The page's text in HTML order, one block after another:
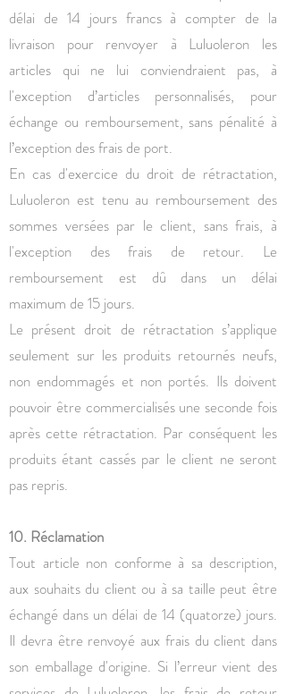
délai de 14 jours francs à compter de la
livraison pour renvoyer à Luluoleron les
articles qui ne lui conviendraient pas, à
l'exception d’articles personnalisés, pour
échange ou remboursement, sans pénalité à
l’exception des frais de port.
En cas d'exercice du droit de rétractation,
Luluoleron est tenu au remboursement des
sommes versées par le client, sans frais, à
l'exception des frais de retour. Le
remboursement est dû dans un délai
maximum de 15 jours.
Le présent droit de rétractation s’applique
seulement sur les produits retournés neufs,
non endommagés et non portés. Ils doivent
pouvoir être commercialisés une seconde fois
après cette rétractation. Par conséquent les
produits étant cassés par le client ne seront
pas repris.
10. Réclamation
Tout article non conforme à sa description,
aux souhaits du client ou à sa taille peut être
échangé dans un délai de 14 (quatorze) jours.
Il devra être renvoyé aux frais du client dans
son emballage d'origine. Si l’erreur vient des